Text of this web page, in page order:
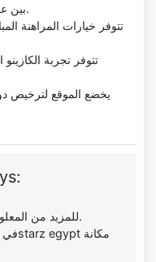
بين عالم الرياضة والكازينو عبر واجهة واحدة.
تتوفر خيارات المراهنة
تتوفر تجربة
يخضع الموقع لترخيص
للمزيد من المعلومات والعروض الخاصة.